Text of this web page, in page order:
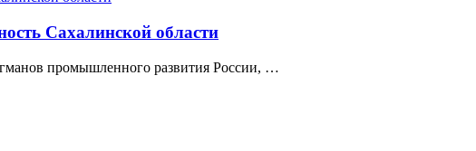
Сахалинской области
промышленного развития России, …